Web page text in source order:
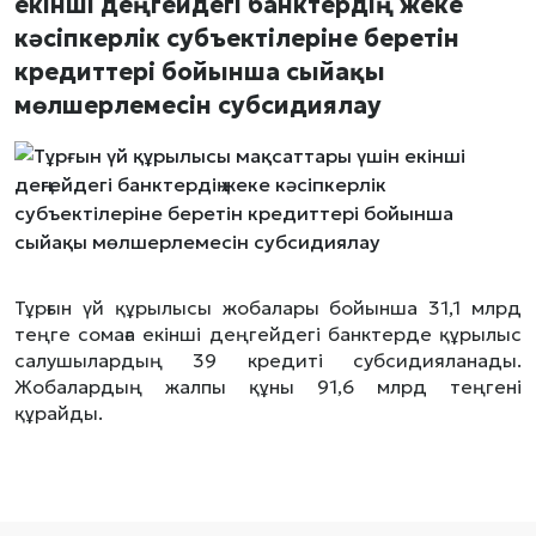
кәсіпкерлік субъектілеріне беретін
кредиттері бойынша сыйақы
мөлшерлемесін субсидиялау
Тұрғын үй құрылысы жобалары бойынша 31,1 млрд
теңге сомаға екінші деңгейдегі банктерде құрылыс
салушылардың 39 кредиті субсидияланады.
Жобалардың жалпы құны 91,6 млрд теңгені
құрайды.